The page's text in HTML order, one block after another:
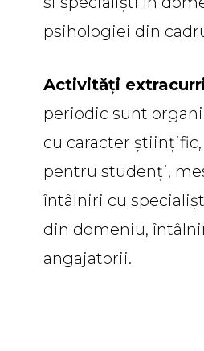
psihologiei din
Activități
periodic sunt
cu caracter
pentru studenți,
întâlniri cu
din domeniu,
angajatorii.